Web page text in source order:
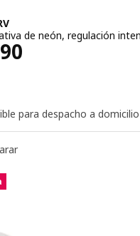
de neón, regulación
$ 24990
para despacho a domicilio